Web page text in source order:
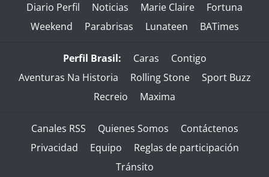
Diario Perfil Noticias Marie Claire
Fortuna
Weekend
Parabrisas Lunateen BATimes
Perfil Brasil: Caras
Contigo
Aventuras Na Historia
Rolling Stone
Sport Buzz
Recreio
Maxima
Canales RSS Quienes Somos
Contáctenos
Privacidad
Equipo
Reglas de participación
Tránsito